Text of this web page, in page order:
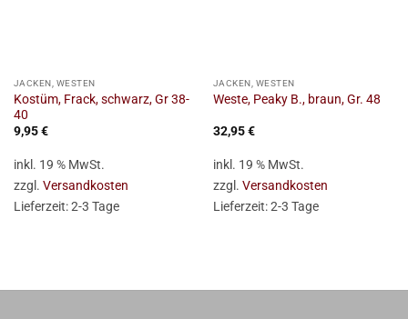
JACKEN, WESTEN
Kostüm, Frack, schwarz, Gr 38-
40
9,95€
inkl. 19 % MwSt.
zzgl. Versandkosten
Lieferzeit:2-3 Tage
JACKEN, WESTEN
Weste, Peaky B., braun, Gr. 48
32,95€
inkl. 19 % MwSt.
zzgl. Versandkosten
Lieferzeit:2-3 Tage